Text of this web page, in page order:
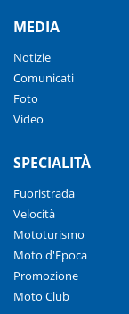
MEDIA
Notizie
Comunicati
Foto
Video
SPECIALITÀ
Fuoristrada
Velocità
Mototurismo
Moto d'Epoca
Promozione
Moto Club